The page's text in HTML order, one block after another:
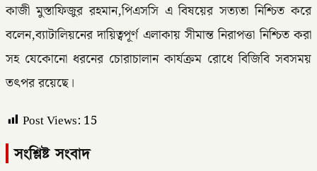
কাজী মুস্তাফিজুর রহমান,পিএসসি এ বিষয়ের সত্যতা নিশ্চিত করে
বলেন,ব্যাটালিয়নের দায়িত্বপূর্ণ এলাকায় সীমান্ত নিরাপত্তা নিশ্চিত করা
সহ যেকোনো ধরনের চোরাচালান কার্যক্রম রোধে বিজিবি সবসময়
তৎপর রয়েছে।
Post Views: 15
সংশ্লিষ্ট সংবাদ